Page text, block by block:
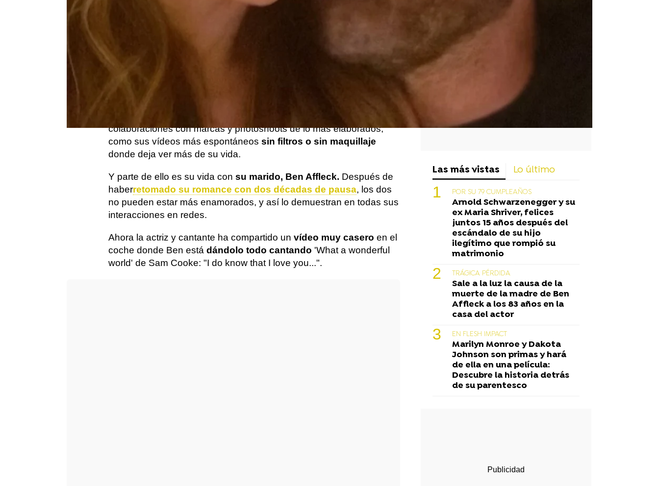
Publicado:
Jennifer Lopez
Con más de 250 millones de seguidores,
colaboraciones con marcas y photoshoots de lo más elaborados,
como sus vídeos más espontáneos sin filtros o sin maquillaje
donde deja ver más de su vida.
Y parte de ello es su vida con su marido, Ben Affleck. Después de
haberretomado su romance con dos décadas de pausa, los dos
no pueden estar más enamorados, y así lo demuestran en todas sus
interacciones en redes.
Ahora la actriz y cantante ha compartido un vídeo muy casero en el
coche donde Ben está dándolo todo cantando 'What a wonderful
world' de Sam Cooke: "I do know that I love you...".
Las más vistas Lo último
POR SU 79 CUMPLEAÑOS
Arnold Schwarzenegger y su
ex Maria Shriver, felices
juntos 15 años después del
escándalo de su hijo
ilegítimo que rompió su
matrimonio
TRÁGICA PÉRDIDA
Sale a la luz la causa de la
muerte de la madre de Ben
Affleck a los 83 años en la
casa del actor
EN FLESH IMPACT
Marilyn Monroe y Dakota
Johnson son primas y hará
de ella en una película:
Descubre la historia detrás
de su parentesco